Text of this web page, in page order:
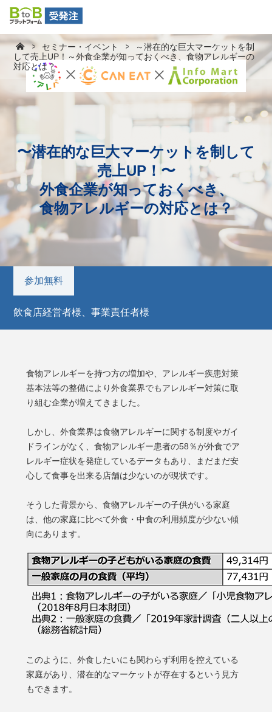
セミナー・イベント
～潜在的な巨大マーケットを制
して売上UP！～外食企業が知っておくべき、食物アレルギーの
対応とは？
〜潜在的な巨大マーケットを制して
売上UP！〜
外食企業が知っておくべき、
食物アレルギーの対応とは？
参加無料
飲食店経営者様、事業責任者様
食物アレルギーを持つ方の増加や、アレルギー疾患対策
基本法等の整備により外食業界でもアレルギー対策に取
り組む企業が増えてきました。
しかし、外食業界は食物アレルギーに関する制度やガイ
ドラインがなく、食物アレルギー患者の58％が外食でア
レルギー症状を発症しているデータもあり、まだまだ安
心して食事を出来る店舗は少ないのが現状です。
そうした背景から、食物アレルギーの子供がいる家庭
は、他の家庭に比べて外食・中食の利用頻度が少ない傾
向にあります。
このように、外食したいにも関わらず利用を控えている
家庭があり、潜在的なマーケットが存在するという見方
もできます。